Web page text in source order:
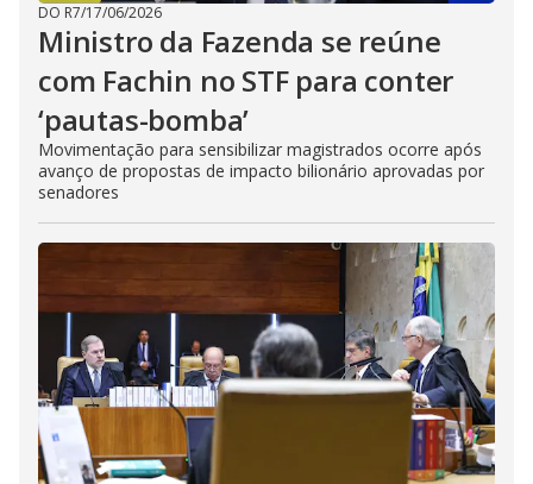
DO R7/17/06/2026
Ministro da Fazenda se reúne
com Fachin no STF para conter
‘pautas-bomba’
Movimentação para sensibilizar magistrados ocorre após
avanço de propostas de impacto bilionário aprovadas por
senadores